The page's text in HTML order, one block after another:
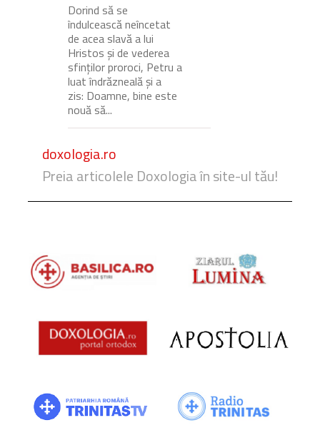
Dorind să se
îndulcească neîncetat
de acea slavă a lui
Hristos și de vederea
sfinților proroci, Petru a
luat îndrăzneală și a
zis: Doamne, bine este
nouă să...
doxologia.ro
Preia articolele Doxologia în site-ul tău!